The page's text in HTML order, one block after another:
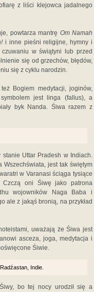
z liści klejowca jadalnego
powtarza mantrę Om Namah
i inne pieśni religijne, hymny i
w świątyni lub przed
się od grzechów, błędów,
się z cyklu narodzin.
Bogiem medytacji, joginów,
jest linga (fallus), a
byk Nanda. Śiwa razem z
Uttar Pradesh w Indiach.
Wszechświata, jest tak świętym
w Varanasi ściąga tysiące
Czczą oni Śiwę jako patrona
wojowników Naga Baba i
ale z jakąś bronią, na przykład
uważają że Śiwa jest
asceza, joga, medytacja i
Śiwie.
Indie.
bo tej nocy urodził się a